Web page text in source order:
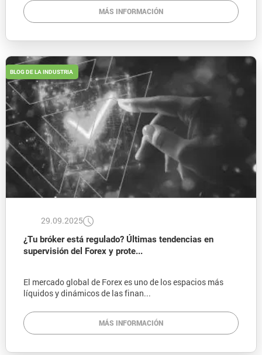
MÁS INFORMACIÓN
BLOG DE LA INDUSTRIA
29.09.2025
¿Tu bróker está regulado? Últimas tendencias en
supervisión del Forex y prote...
El mercado global de Forex es uno de los espacios más
líquidos y dinámicos de las finan...
MÁS INFORMACIÓN